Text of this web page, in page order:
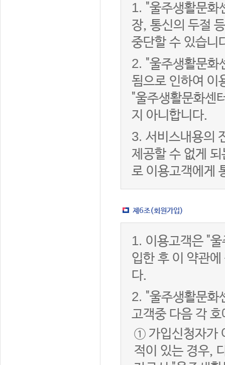
1. "울주생활문화
장, 통신의 두절
중단할 수 있습니
2. "울주생활문화
됨으로 인하여 이
"울주생활문화센
지 아니합니다.
3. 서비스내용의
제공할 수 없게
로 이용고객에게
제6조(회원가입)
1. 이용고객은 "
입한 후 이 약관
다.
2. "울주생활문화
고객중 다음 각
① 가입신청자가
적이 있는 경우,